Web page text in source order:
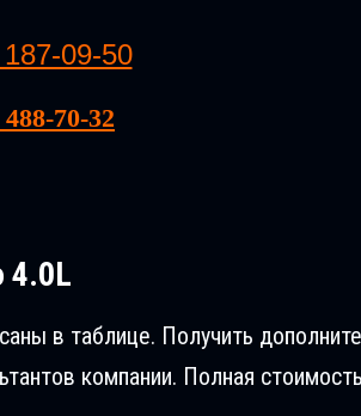
09-50
70-32
4.0L
в таблице. Получить
компании. Полная